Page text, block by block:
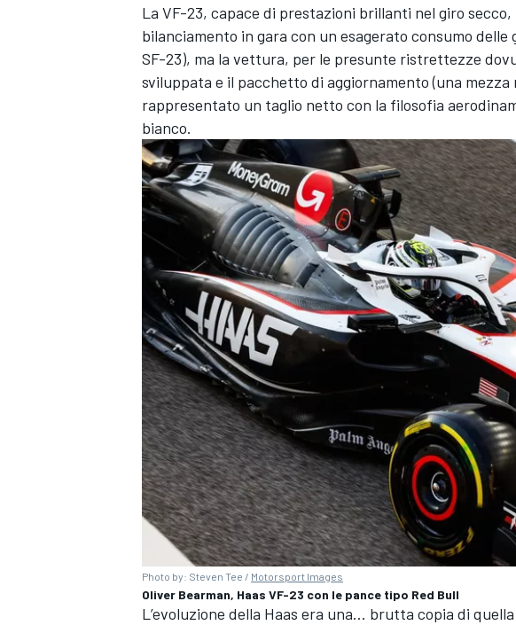
ENDURANCE/GT
La VF-23, capace di prestazioni brillanti nel giro
bilanciamento in gara con un esagerato consumo
SF-23), ma la vettura, per le presunte ristrettezze
sviluppata e il pacchetto di aggiornamento (una
rappresentato un taglio netto con la filosofia
bianco.
Photo by: Steven Tee / Motorsport Images
Oliver Bearman, Haas VF-23 con le pance tipo Red Bull
L’evoluzione della Haas era una… brutta copia di